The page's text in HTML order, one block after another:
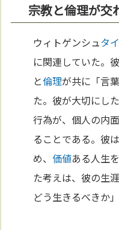
宗教と倫理が交
ウィトゲンシュタイ
に関連していた。
と倫理が共に「言
た。彼が大切にした
行為が、個人の内
ることである。彼は
め、 価値ある人生
た考えは、彼の生
どう生きるべきか